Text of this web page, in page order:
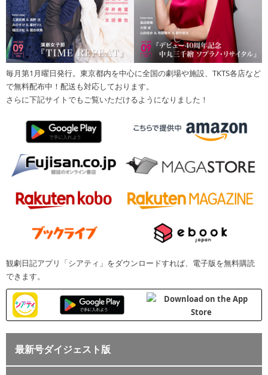
毎月第1月曜日発行。東京都内を中心に全国の劇場や施設、TKTS各店など
で無料配布中！配送も対応しております。
さらに下記サイトでもご覧いただけるようになりました！
観劇日記アプリ「シアティ」をダウンロードすれば、電子版を無料購読
できます。
最新号ダイジェスト版